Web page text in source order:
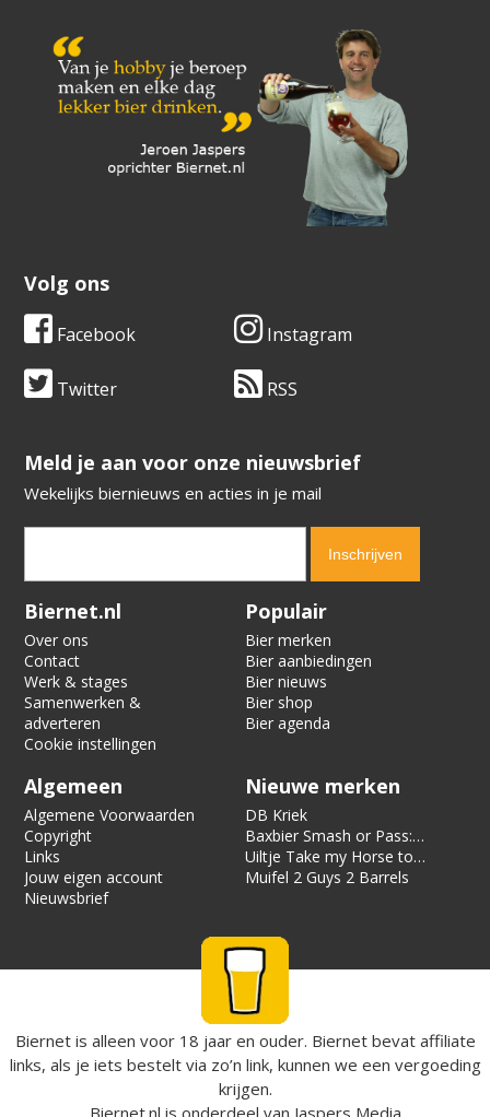
Volg ons
Facebook Instagram
Twitter RSS
​​​​​​​Meld je aan voor onze nieuwsbrief
Wekelijks biernieuws en acties in je mail
Verification code:
Biernet.nl
Over ons
Contact
Werk & stages
Samenwerken &
adverteren
Cookie instellingen
Populair
Bier merken
Bier aanbiedingen
Bier nieuws
Bier shop
Bier agenda
Algemeen
Algemene Voorwaarden
Copyright
Links
Jouw eigen account
Nieuwsbrief
Nieuwe merken
DB Kriek
Baxbier Smash or Pass:
Strata
Uiltje Take my Horse to
the Hotel Room
Muifel 2 Guys 2 Barrels
Biernet is alleen voor 18 jaar en ouder. Biernet bevat affiliate
links, als je iets bestelt via zo’n link, kunnen we een vergoeding
krijgen.